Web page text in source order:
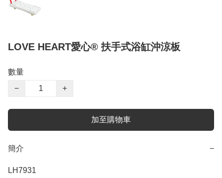
LOVE HEART愛心® 扶手式浴缸沖涼板
數量
−
+
加至購物車
簡介 −
LH7931